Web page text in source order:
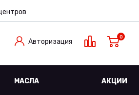
Авторизация
0
МАСЛА АКЦИИ